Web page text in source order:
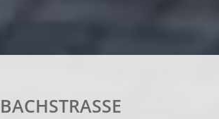
BACHSTRASSE